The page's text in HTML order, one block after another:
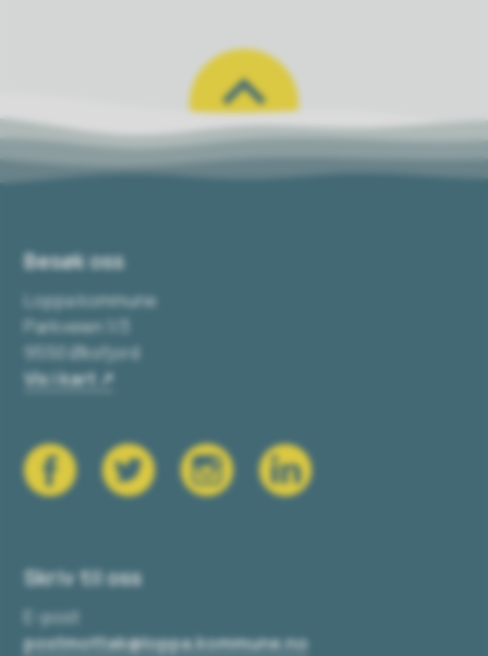
Besøk oss
Loppa kommune
Parkveien 1/3
9550 Øksfjord
Vis i kart
Skriv til oss
E-post
postmottak@loppa.kommune.no